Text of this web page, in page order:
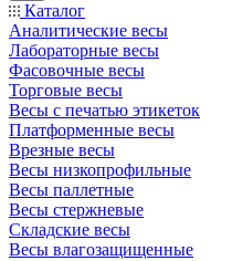
Каталог
Аналитические весы
Лабораторные весы
Фасовочные весы
Торговые весы
Весы с печатью этикеток
Платформенные весы
Врезные весы
Весы низкопрофильные
Весы паллетные
Весы стержневые
Складские весы
Весы влагозащищенные